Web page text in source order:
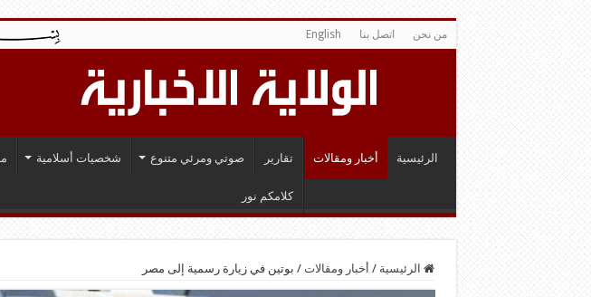
من نحن اتصل بنا English
الرئيسية أخبار ومقالات تقارير صوتي ومرئي متنوع شخصيات أسلامية
كلامكم نور
الرئيسية / أخبار ومقالات / بوتين في زيارة رسمية إلى مصر